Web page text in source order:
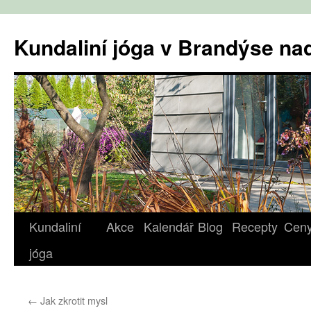
obsahu
webu
Kundaliní jóga v Brandýse
Kundaliní
jóga
Akce Kalendář Blog Recepty
← Jak zkrotit mysl